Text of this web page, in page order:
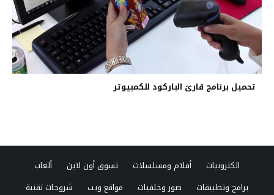
تحميل برنامج قارئ الباركود للكمبيوتر
الكترونيات أفلام ومسلسلات تسوق أون لاين
ألعاب
برامج وتطبيقات
صور وخلفيات مواقع ويب شروحات تقنية